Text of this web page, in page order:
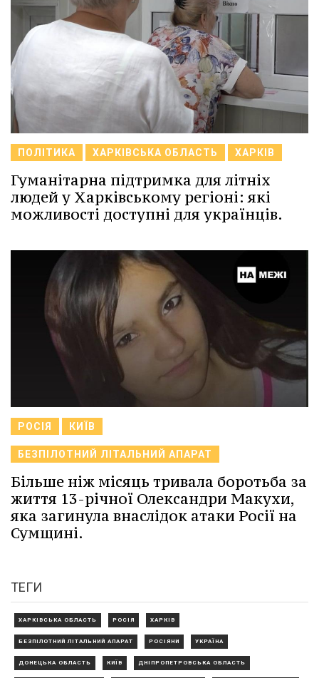
ПОЛІТИКА ХАРКІВСЬКА ОБЛАСТЬ ХАРКІВ
Гуманітарна підтримка для літніх
людей у Харківському регіоні: які
можливості доступні для українців.
РОСІЯ КИЇВ
БЕЗПІЛОТНИЙ ЛІТАЛЬНИЙ АПАРАТ
Більше ніж місяць тривала боротьба за
життя 13-річної Олександри Макухи,
яка загинула внаслідок атаки Росії на
Сумщині.
ТЕГИ
ХАРКІВСЬКА ОБЛАСТЬ РОСІЯ ХАРКІВ
БЕЗПІЛОТНИЙ ЛІТАЛЬНИЙ АПАРАТ РОСІЯНИ УКРАЇНА
ДОНЕЦЬКА ОБЛАСТЬ КИЇВ ДНІПРОПЕТРОВСЬКА ОБЛАСТЬ